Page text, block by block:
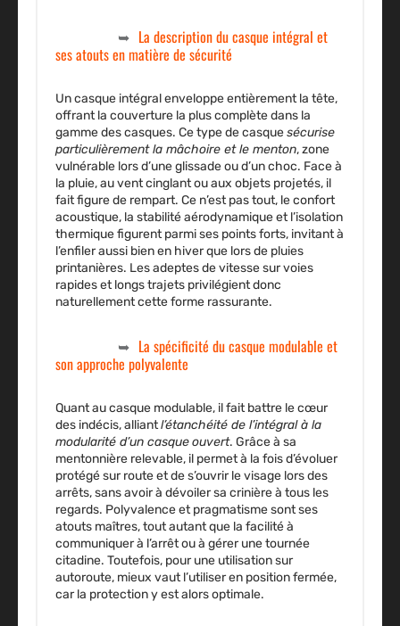
La description du casque intégral et
ses atouts en matière de sécurité
Un casque intégralenveloppe entièrement la tête,
offrant la couverture la plus complète dans la
gamme des casques. Ce type de casquesécurise
particulièrement la mâchoire et le menton, zone
vulnérable lors d’une glissade ou d’un choc. Face à
la pluie, au vent cinglant ou aux objets projetés, il
fait figure de rempart. Ce n’est pas tout, le confort
acoustique, la stabilité aérodynamique et l’isolation
thermique figurent parmi ses points forts, invitant à
l’enfiler aussi bien en hiver que lors de pluies
printanières. Les adeptes de vitesse sur voies
rapides et longs trajets privilégient donc
naturellement cette forme rassurante.
La spécificité du casque modulable et
son approche polyvalente
Quant aucasque modulable, il fait battre le cœur
des indécis, alliantl’étanchéité de l’intégral à la
modularité d’un casqueouvert. Grâce à sa
mentonnière relevable, il permet à la fois d’évoluer
protégé sur route et de s’ouvrir le visage lors des
arrêts, sans avoir à dévoiler sa crinière à tous les
regards. Polyvalence et pragmatisme sont ses
atouts maîtres, tout autant que la facilité à
communiquer à l’arrêt ou à gérer une tournée
citadine. Toutefois, pour une utilisation sur
autoroute, mieux vaut l’utiliser en position fermée,
car la protection y est alors optimale.